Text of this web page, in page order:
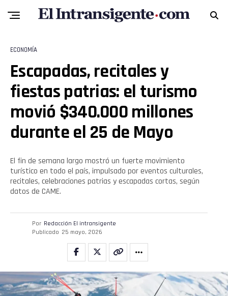
ECONOMÍA
Escapadas, recitales y
fiestas patrias: el turismo
movió $340.000 millones
durante el 25 de Mayo
El fin de semana largo mostró un fuerte movimiento
turístico en todo el país, impulsado por eventos culturales,
recitales, celebraciones patrias y escapadas cortas, según
datos de CAME.
Por Redacción El intransigente
Publicado 25 mayo, 2026